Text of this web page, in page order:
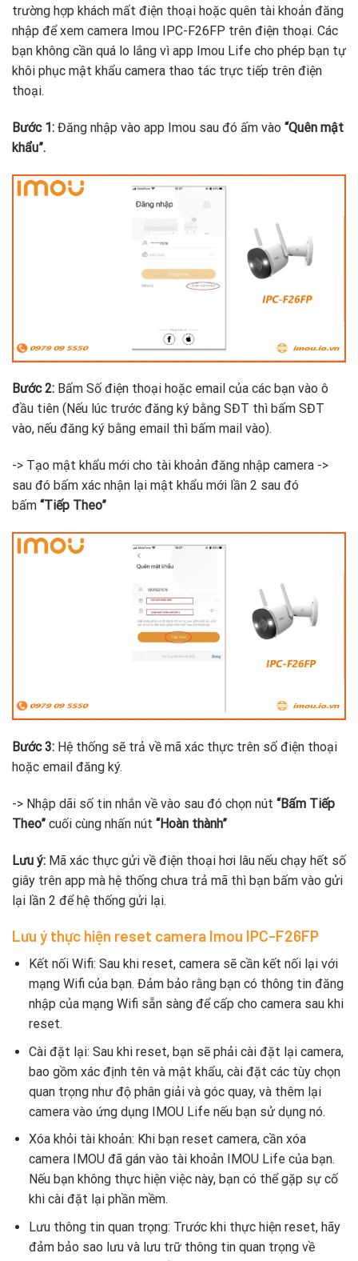
trường hợp khách mất điện thoại hoặc quên tài khoản đăng
nhập để xem camera Imou IPC-F26FP trên điện thoại. Các
bạn không cần quá lo lắng vì app Imou Life cho phép bạn tự
khôi phục mật khẩu camera thao tác trực tiếp trên điện
thoại.
Bước 1: Đăng nhập vào app Imou sau đó ấm vào “Quên mật
khẩu”.
Bước 2: Bấm Số điện thoại hoặc email của các bạn vào ô
đầu tiên (Nếu lúc trước đăng ký bằng SĐT thì bấm SĐT
vào, nếu đăng ký bằng email thì bấm mail vào).
-> Tạo mật khẩu mới cho tài khoản đăng nhập camera ->
sau đó bấm xác nhận lại mật khẩu mới lần 2 sau đó
bấm “Tiếp Theo”
Bước 3: Hệ thống sẽ trả về mã xác thực trên số điện thoại
hoặc email đăng ký.
-> Nhập dãi số tin nhắn về vào sau đó chọn nút “Bấm Tiếp
Theo” cuối cùng nhấn nút “Hoàn thành”
Lưu ý: Mã xác thực gửi về điện thoại hơi lâu nếu chạy hết số
giây trên app mà hệ thống chưa trả mã thì bạn bấm vào gửi
lại lần 2 để hệ thống gửi lại.
Lưu ý thực hiện reset camera Imou IPC-F26FP
Kết nối Wifi: Sau khi reset, camera sẽ cần kết nối lại với
mạng Wifi của bạn. Đảm bảo rằng bạn có thông tin đăng
nhập của mạng Wifi sẵn sàng để cấp cho camera sau khi
reset.
Cài đặt lại: Sau khi reset, bạn sẽ phải cài đặt lại camera,
bao gồm xác định tên và mật khẩu, cài đặt các tùy chọn
quan trọng như độ phân giải và góc quay, và thêm lại
camera vào ứng dụng IMOU Life nếu bạn sử dụng nó.
Xóa khỏi tài khoản: Khi bạn reset camera, cần xóa
camera IMOU đã gán vào tài khoản IMOU Life của bạn.
Nếu bạn không thực hiện việc này, bạn có thể gặp sự cố
khi cài đặt lại phần mềm.
Lưu thông tin quan trọng: Trước khi thực hiện reset, hãy
đảm bảo sao lưu và lưu trữ thông tin quan trọng về